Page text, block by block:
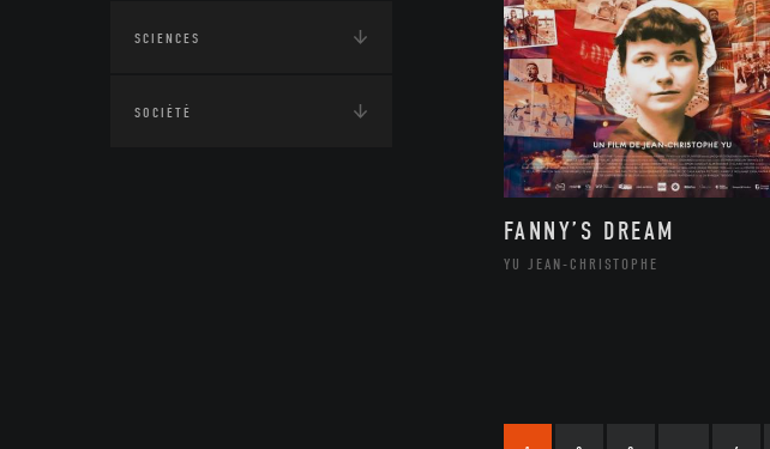
SCIENCES
SOCIÉTÉ
FANNY’S DREAM
YU JEAN-CHRISTOPHE